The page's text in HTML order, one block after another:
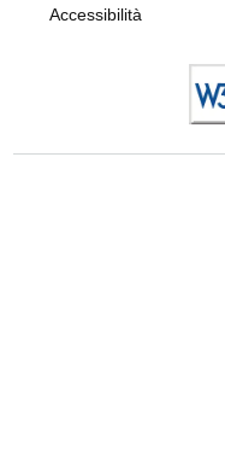
Accessibilità